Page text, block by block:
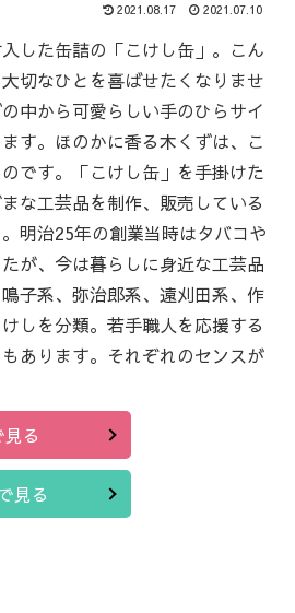
2021.08.17 2021.07.10
した缶詰の「こけし缶」。こん
切なひとを喜ばせたくなりませ
中から可愛らしい手のひらサイ
す。ほのかに香る木くずは、こ
です。「こけし缶」を手掛けた
な工芸品を制作、販売している
明治25年の創業当時はタバコや
が、今は暮らしに身近な工芸品
子系、弥治郎系、遠刈田系、作
しを分類。若手職人を応援する
あります。それぞれのセンスが
る
見る